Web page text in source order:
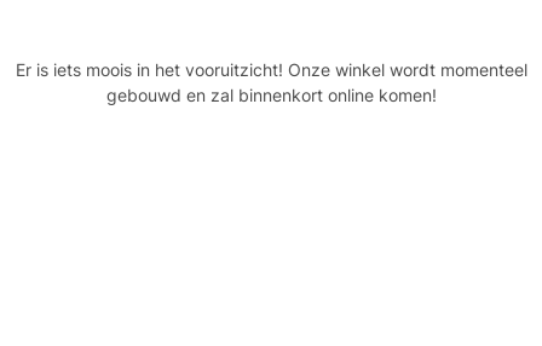
Er is iets moois in het vooruitzicht! Onze winkel wordt momenteel
gebouwd en zal binnenkort online komen!